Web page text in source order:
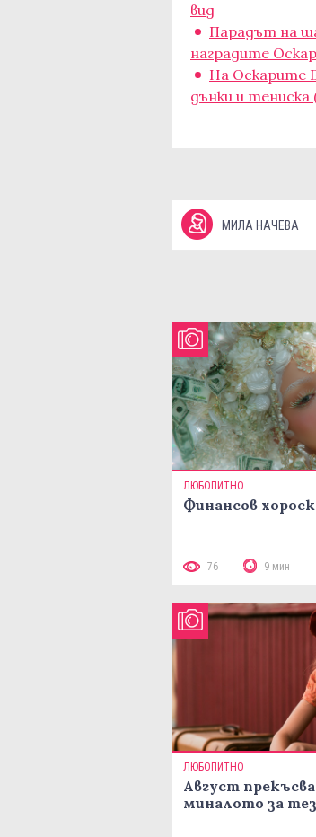
вид
Парадът на
наградите Оскар
На Оскарите
дънки и
МИЛА НАЧЕВА
ЛЮБОПИТНО
Финансов
76 9 мин
ЛЮБОПИТНО
Август
миналото за